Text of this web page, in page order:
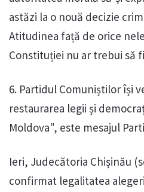
astăzi la o nouă decizie
Atitudinea față de orice
Constituției nu ar trebui să
6. Partidul Comuniștilor își
restaurarea legii și
Moldova", este mesajul
Ieri, Judecătoria Chișinău
confirmat legalitatea